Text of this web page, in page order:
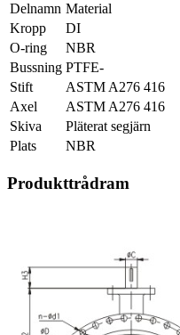
Delnamn Material
Kropp
DI
O-ring
NBR
Bussning PTFE-
Stift
ASTM A276 416
Axel
ASTM A276 416
Skiva
Pläterat segjärn
Plats
NBR
Produkttrådram